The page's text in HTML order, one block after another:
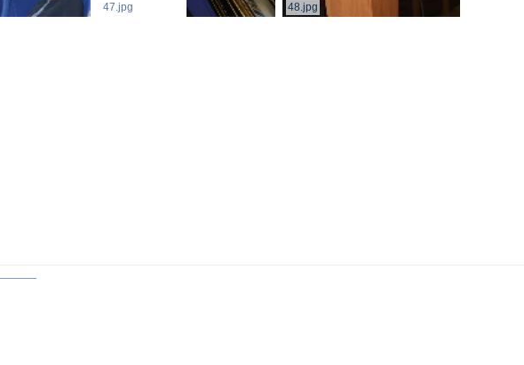
47.jpg 48.jpg